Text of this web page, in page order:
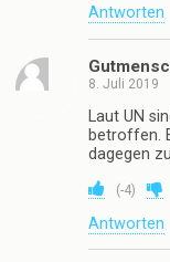
Antworten
8. Juli 2019
Laut UN
betroffen.
dagegen
(-4)
Antworten